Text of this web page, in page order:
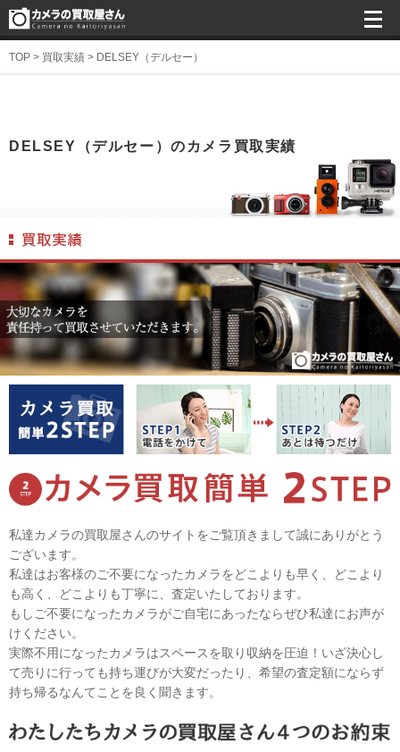
TOP > 買取実績 > DELSEY（デルセー）
DELSEY（デルセー）のカメラ買取実績
私達カメラの買取屋さんのサイトをご覧頂きまして誠にありがとう
ございます。
私達はお客様のご不要になったカメラをどこよりも早く、どこより
も高く、どこよりも丁寧に、査定いたしております。
もしご不要になったカメラがご自宅にあったならぜひ私達にお声が
けください。
実際不用になったカメラはスペースを取り収納を圧迫！いざ決心し
て売りに行っても持ち運びが大変だったり、希望の査定額にならず
持ち帰るなんてことを良く聞きます。